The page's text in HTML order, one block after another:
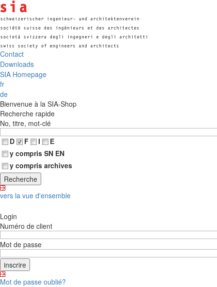
Contact
Downloads
SIA Homepage
fr
de
Bienvenue à la SIA-Shop
Recherche rapide
No, titre, mot-clé
D
F I
E
y compris SN EN
y compris archives
vers la vue d'ensemble
Login
Numéro de client
Mot de passe
Mot de passe oublié?